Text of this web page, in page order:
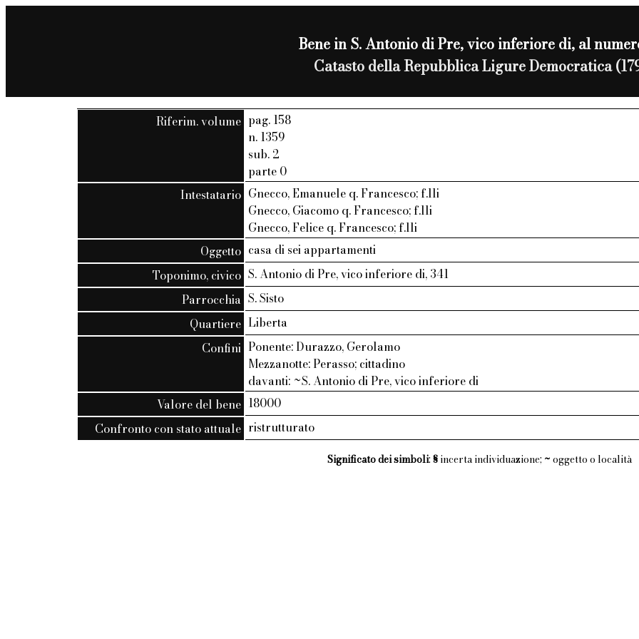
Bene in S. Antonio di Pre, vico inferiore di, al
Catasto della Repubblica Ligure Democratica
Riferim. volume pag. 158
n. 1359
sub. 2
parte 0
Intestatario Gnecco, Emanuele q. Francesco; f.lli
Gnecco, Giacomo q. Francesco; f.lli
Gnecco, Felice q. Francesco; f.lli
Oggetto casa di sei appartamenti
Toponimo, civico S. Antonio di Pre, vico inferiore di, 341
Parrocchia S. Sisto
Quartiere Liberta
Confini Ponente: Durazzo, Gerolamo
Mezzanotte: Perasso; cittadino
davanti: ~S. Antonio di Pre, vico inferiore di
Valore del bene 18000
Confronto con stato attuale ristrutturato
Significato dei simboli: §incerta individuazione; ~ oggetto o località